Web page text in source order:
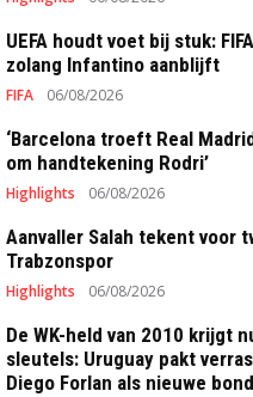
UEFA houdt voet bij stuk:
zolang Infantino aanblijft
FIFA 06/08/2026
‘Barcelona troeft Real
om handtekening Rodri’
Highlights 06/08/2026
Aanvaller Salah tekent voor
Trabzonspor
Highlights 06/08/2026
De WK-held van 2010 krijgt
sleutels: Uruguay pakt
Diego Forlan als nieuwe